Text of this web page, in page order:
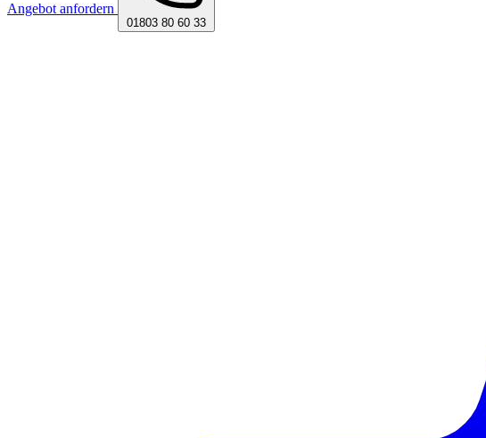
Angebot anfordern
01803 80 60 33